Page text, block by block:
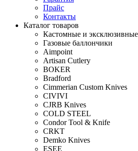
Прайс
Контакты
Каталог товаров
Кастомные и
Газовые баллончики
Aimpoint
Artisan Cutlery
BOKER
Bradford
Cimmerian Custom Knives
CIVIVI
CJRB Knives
COLD STEEL
Condor Tool & Knife
CRKT
Demko Knives
ESEE